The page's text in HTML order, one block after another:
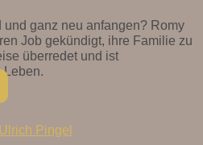
ganz neu anfangen? Romy
Job gekündigt, ihre Familie zu
überredet und ist
Leben.
Pingel